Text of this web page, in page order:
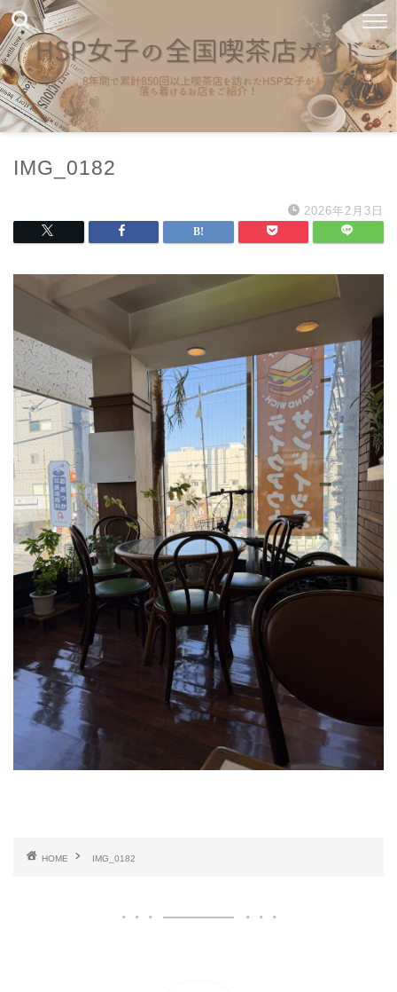
IMG_0182
2026年2月3日
HOME IMG_0182